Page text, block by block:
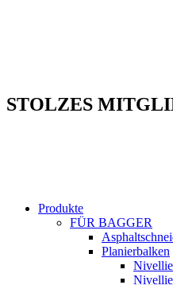
STOLZES
Produkte
FÜR BAGGER
Planierbalken